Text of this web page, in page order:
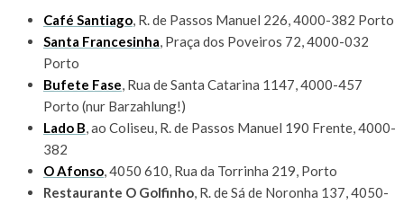
Café Santiago, R. de Passos Manuel 226, 4000-382 Porto
Santa Francesinha, Praça dos Poveiros 72, 4000-032
Porto
Bufete Fase, Rua de Santa Catarina 1147, 4000-457
Porto (nur Barzahlung!)
Lado B, ao Coliseu, R. de Passos Manuel 190 Frente, 4000-
382
O Afonso, 4050 610, Rua da Torrinha 219, Porto
Restaurante O Golfinho, R. de Sá de Noronha 137, 4050-